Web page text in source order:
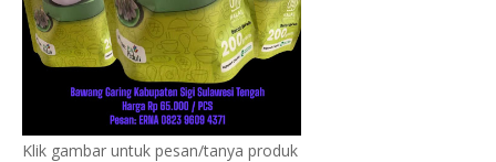
Klik gambar untuk pesan/tanya produk